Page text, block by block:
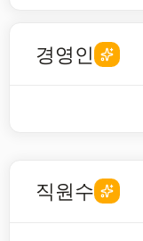
경영인
직원수